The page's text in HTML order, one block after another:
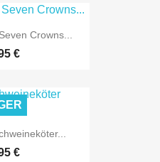
Crowns...
€
€